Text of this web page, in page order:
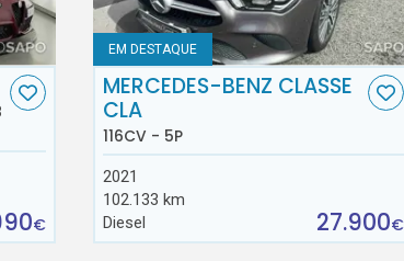
€
EM DESTAQUE
MERCEDES-BENZ CLASSE
CLA
116CV - 5P
2021
102.133 km
Diesel
27.900€